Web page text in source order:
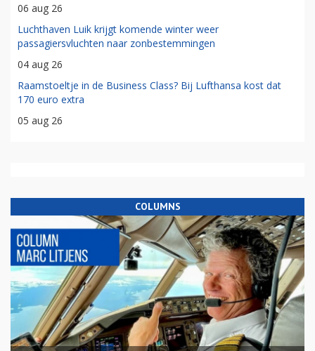
06 aug 26
Luchthaven Luik krijgt komende winter weer
passagiersvluchten naar zonbestemmingen
04 aug 26
Raamstoeltje in de Business Class? Bij Lufthansa kost dat
170 euro extra
05 aug 26
COLUMNS